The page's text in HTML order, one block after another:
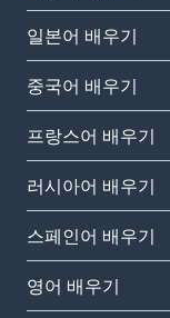
일본어 배우기
중국어 배우기
프랑스어 배우기
러시아어 배우기
스페인어 배우기
영어 배우기